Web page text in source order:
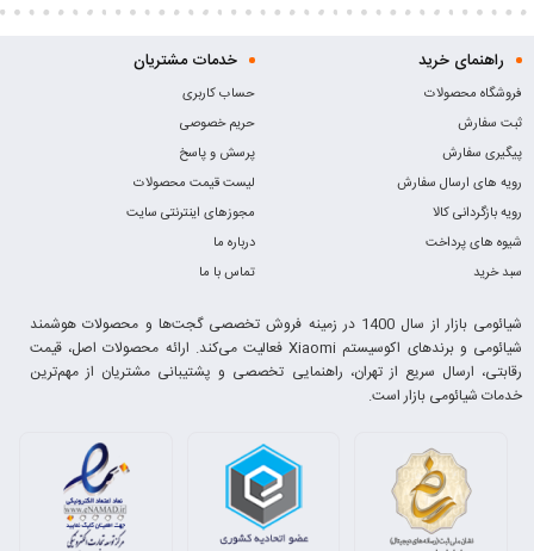
راهنمای خرید
فروشگاه محصولات
ثبت سفارش
پیگیری سفارش
رویه های ارسال سفارش
رویه بازگردانی کالا
شیوه های پرداخت
سبد خرید
خدمات مشتریان
حساب کاربری
حریم خصوصی
پرسش و پاسخ
لیست قیمت محصولات
مجوزهای اینترنتی سایت
درباره ما
تماس با ما
شیائومی بازار از سال 1400 در زمینه فروش تخصصی گجت‌ها و محصولات هوشمند
شیائومی و برندهای اکوسیستم Xiaomi فعالیت می‌کند. ارائه محصولات اصل، قیمت
رقابتی، ارسال سریع از تهران، راهنمایی تخصصی و پشتیبانی مشتریان از مهم‌ترین
خدمات شیائومی بازار است.